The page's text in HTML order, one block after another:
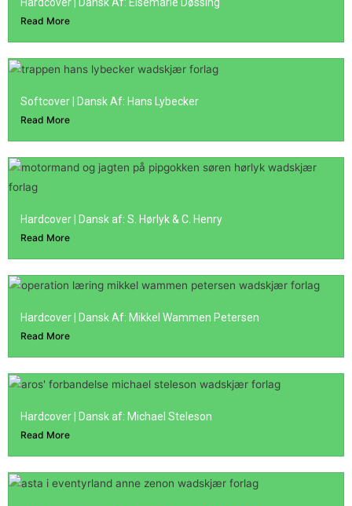
Read More
Softcover | Dansk Af: Hans Lybecker
Read More
Hardcover | Dansk af: S. Hørlyk & C. Henry
Read More
Hardcover | Dansk Af: Mikkel Wammen Petersen
Read More
Hardcover | Dansk af: Michael Steleson
Read More